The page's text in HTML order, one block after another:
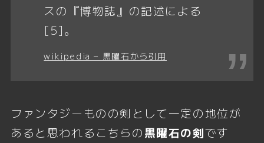
スの『博物誌』の記述による
[5]。
wikipedia – 黒曜石から引用
ファンタジーものの剣として一定の地位が
あると思われるこちらの黒曜石の剣です